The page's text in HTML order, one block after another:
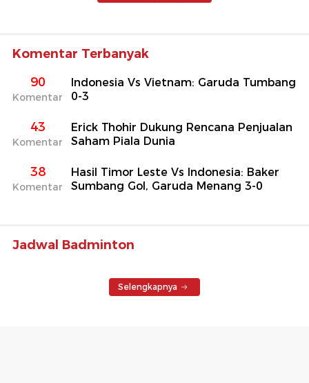
Komentar Terbanyak
90
Komentar
Indonesia Vs Vietnam: Garuda Tumbang
0-3
43
Komentar
Erick Thohir Dukung Rencana Penjualan
Saham Piala Dunia
38
Komentar
Hasil Timor Leste Vs Indonesia: Baker
Sumbang Gol, Garuda Menang 3-0
Jadwal Badminton
Selengkapnya